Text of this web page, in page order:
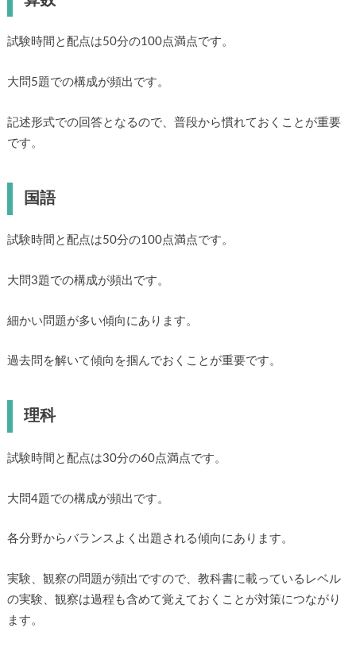
試験時間と配点は50分の100点満点です。
大問5題での構成が頻出です。
記述形式での回答となるので、普段から慣れておくことが重要
です。
国語
試験時間と配点は50分の100点満点です。
大問3題での構成が頻出です。
細かい問題が多い傾向にあります。
過去問を解いて傾向を掴んでおくことが重要です。
理科
試験時間と配点は30分の60点満点です。
大問4題での構成が頻出です。
各分野からバランスよく出題される傾向にあります。
実験、観察の問題が頻出ですので、教科書に載っているレベル
の実験、観察は過程も含めて覚えておくことが対策につながり
ます。